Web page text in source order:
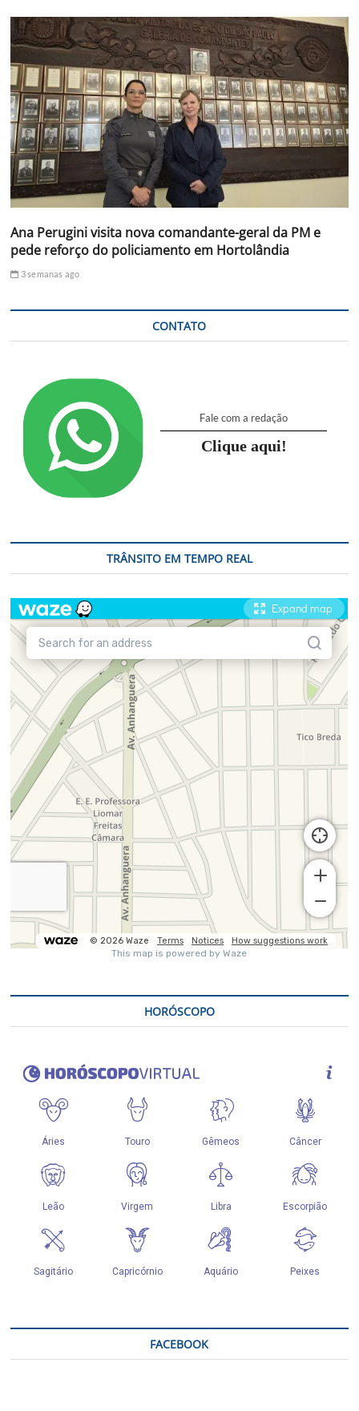
Ana Perugini visita nova comandante-geral da PM e
pede reforço do policiamento em Hortolândia
3 semanas ago
CONTATO
Fale com a redação
Clique aqui!
TRÂNSITO EM TEMPO REAL
HORÓSCOPO
FACEBOOK